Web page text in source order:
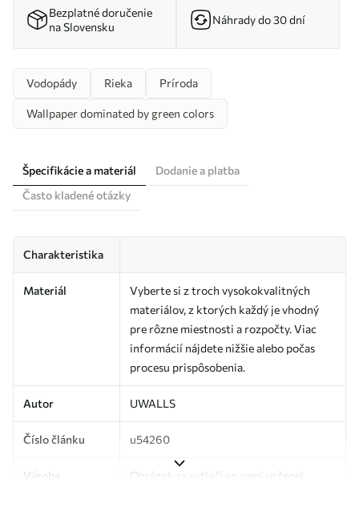
Bezplatné doručenie
na Slovensku
Náhrady do 30 dní
Vodopády Rieka Príroda
Wallpaper dominated by green colors
Špecifikácie a materiál
Dodanie a platba
Často kladené otázky
Charakteristika
Materiál
Vyberte si z troch vysokokvalitných
materiálov, z ktorých každý je vhodný
pre rôzne miestnosti a rozpočty. Viac
informácií nájdete nižšie alebo počas
procesu prispôsobenia.
Autor UWALLS
Číslo článku u54260
Výroba
Obrázok sa vytlačí vo vami určenej